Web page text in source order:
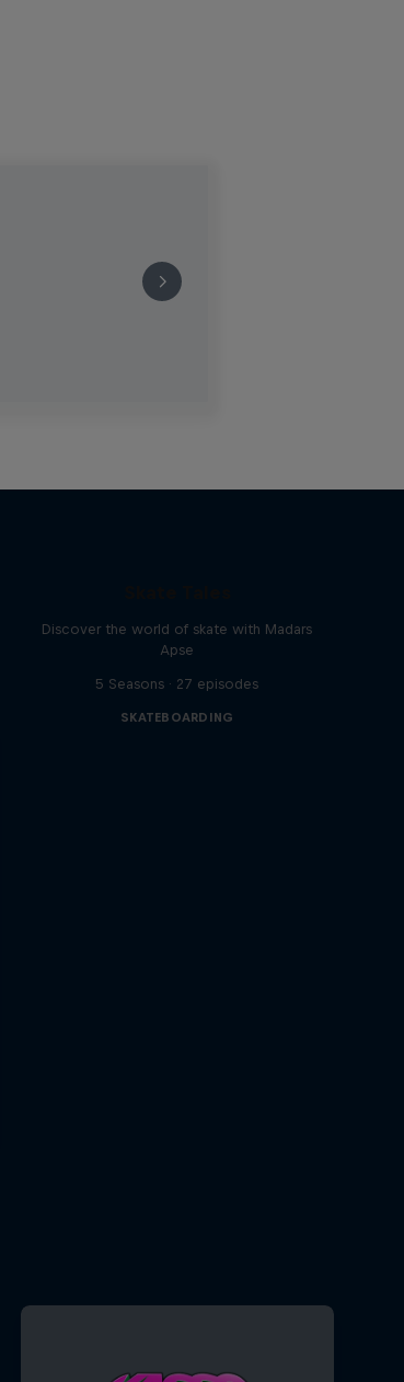
Discover the world of skate with Madars
Apse
5 Seasons · 27 episodes
SKATEBOARDING